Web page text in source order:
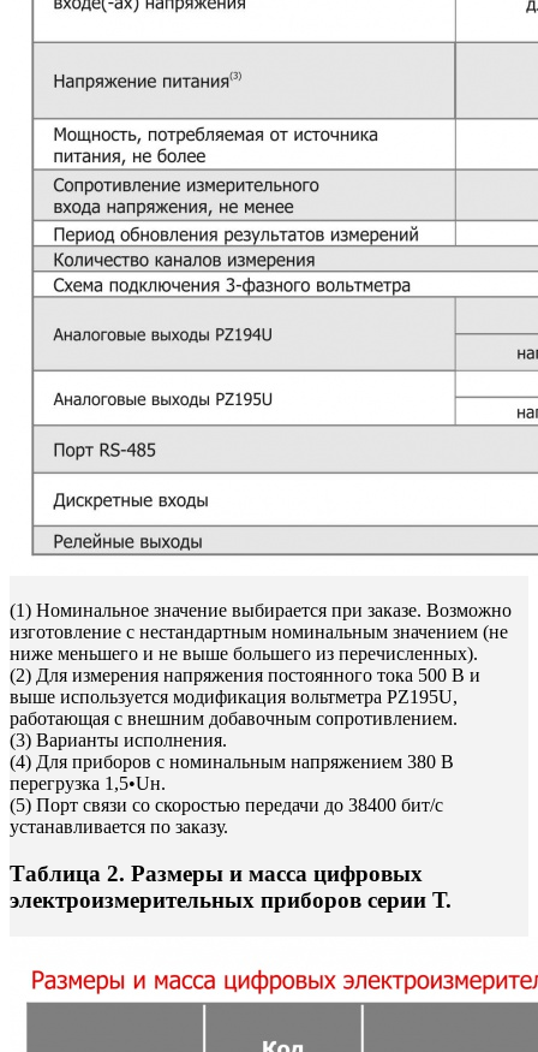
(1) Номинальное значение выбирается при заказе. Возможно
изготовление с нестандартным номинальным значением (не
ниже меньшего и не выше большего из перечисленных).
(2) Для измерения напряжения постоянного тока 500 В и
выше используется модификация вольтметра РZ195U,
работающая с внешним добавочным сопротивлением.
(3) Варианты исполнения.
(4) Для приборов с номинальным напряжением 380 В
перегрузка 1,5•Uн.
(5) Порт связи со скоростью передачи до 38400 бит/с
устанавливается по заказу.
Таблица 2. Размеры и масса цифровых
электроизмерительных приборов серии Т.